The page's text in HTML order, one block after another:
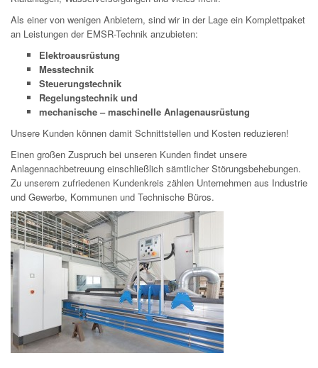
Als einer von wenigen Anbietern, sind wir in der Lage ein Komplettpaket
an Leistungen der EMSR-Technik anzubieten:
Elektroausrüstung
Messtechnik
Steuerungstechnik
Regelungstechnik und
mechanische – maschinelle Anlagenausrüstung
Unsere Kunden können damit Schnittstellen und Kosten reduzieren!
Einen großen Zuspruch bei unseren Kunden findet unsere
Anlagennachbetreuung einschließlich sämtlicher Störungsbehebungen.
Zu unserem zufriedenen Kundenkreis zählen Unternehmen aus Industrie
und Gewerbe, Kommunen und Technische Büros.